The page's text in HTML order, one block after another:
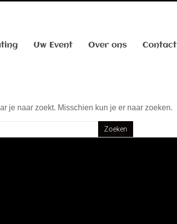
Uw Event Over ons Contact
je naar zoekt. Misschien kun je er naar zoeken.